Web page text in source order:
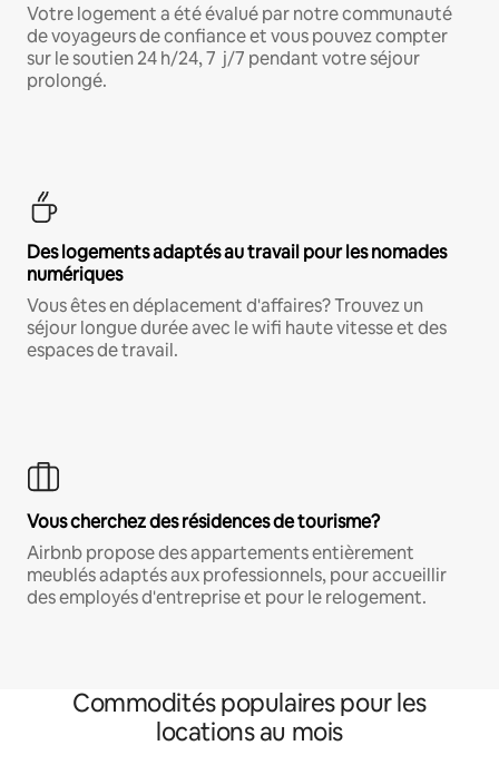
Votre logement a été évalué par notre communauté
de voyageurs de confiance et vous pouvez compter
sur le soutien 24 h/24, 7 j/7 pendant votre séjour
prolongé.
Des logements adaptés au travail pour les nomades
numériques
Vous êtes en déplacement d'affaires? Trouvez un
séjour longue durée avec le wifi haute vitesse et des
espaces de travail.
Vous cherchez des résidences de tourisme?
Airbnb propose des appartements entièrement
meublés adaptés aux professionnels, pour accueillir
des employés d'entreprise et pour le relogement.
Commodités populaires pour les
locations au mois